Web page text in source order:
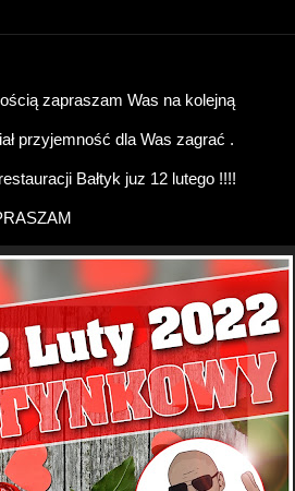
zapraszam Was na kolejną
przyjemność dla Was zagrać .
Bałtyk juz 12 lutego !!!!